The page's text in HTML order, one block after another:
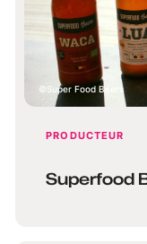
Super Food Beers
PRODUCTEUR
Superfood